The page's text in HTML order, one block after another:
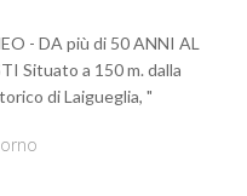
- DA più di 50 ANNI AL
Situato a 150 m. dalla
di Laigueglia, "